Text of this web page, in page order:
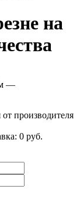
на
—
от производителя
0 руб.